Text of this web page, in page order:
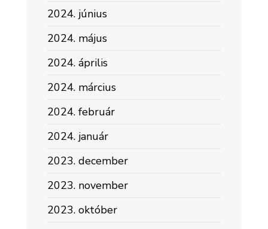
2024. június
2024. május
2024. április
2024. március
2024. február
2024. január
2023. december
2023. november
2023. október